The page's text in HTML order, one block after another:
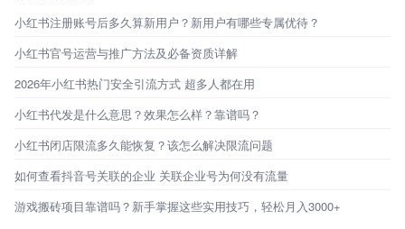
小红书注册账号后多久算新用户？新用户有哪些专属优待？
小红书官号运营与推广方法及必备资质详解
2026年小红书热门安全引流方式 超多人都在用
小红书代发是什么意思？效果怎么样？靠谱吗？
小红书闭店限流多久能恢复？该怎么解决限流问题
如何查看抖音号关联的企业 关联企业号为何没有流量
游戏搬砖项目靠谱吗？新手掌握这些实用技巧，轻松月入3000+